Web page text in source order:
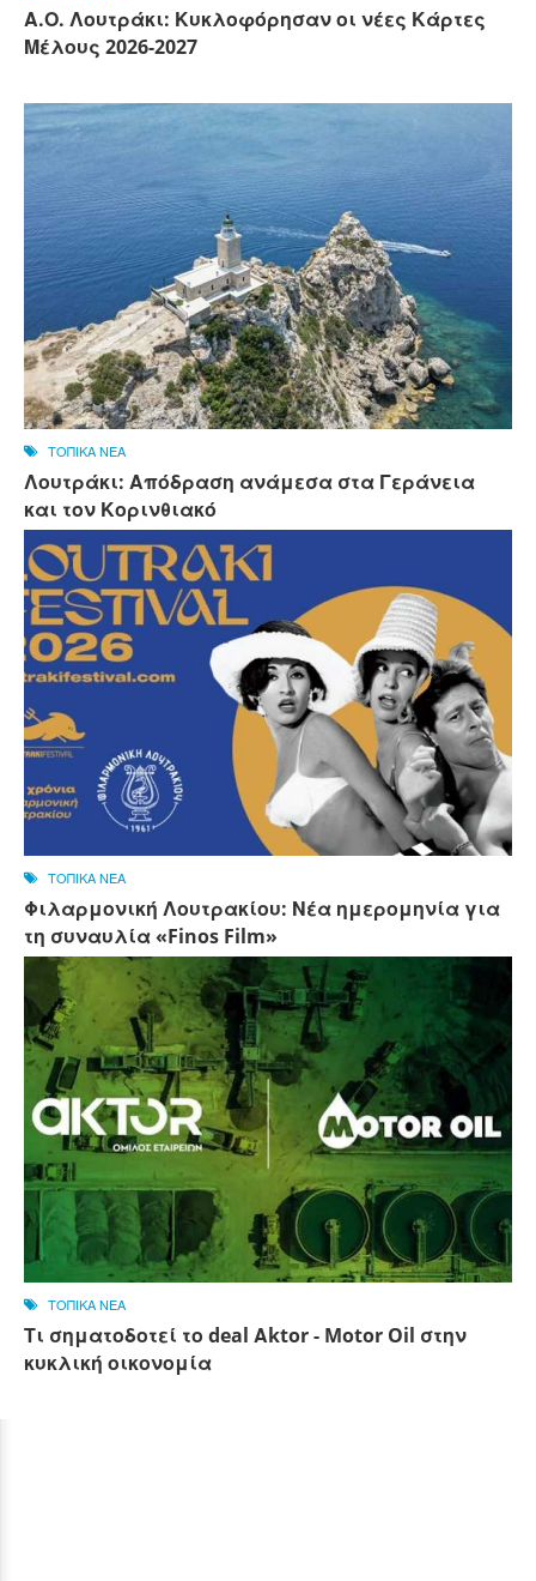
Α.Ο. Λουτράκι: Κυκλοφόρησαν οι νέες Κάρτες
Μέλους 2026-2027
ΤΟΠΙΚΑ ΝΕΑ
Λουτράκι: Απόδραση ανάμεσα στα Γεράνεια
και τον Κορινθιακό
ΤΟΠΙΚΑ ΝΕΑ
Φιλαρμονική Λουτρακίου: Νέα ημερομηνία για
τη συναυλία «Finos Film»
ΤΟΠΙΚΑ ΝΕΑ
Τι σηματοδοτεί το deal Αktor - Motor Oil στην
κυκλική οικονομία